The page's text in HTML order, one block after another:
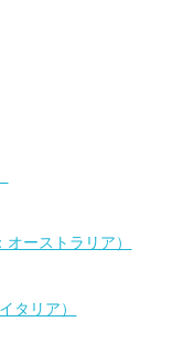
ーストラリア）
タリア）